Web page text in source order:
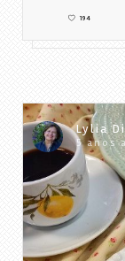
194
Lylia
5 anos